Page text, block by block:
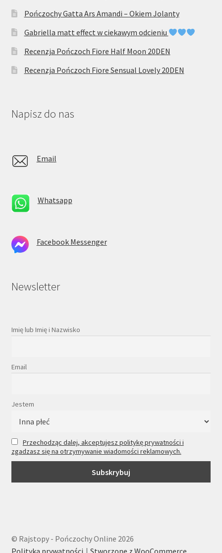
Pończochy Gatta Ars Amandi – Okiem Jolanty
Gabriella matt effect w ciekawym odcieniu
Recenzja Pończoch Fiore Half Moon 20DEN
Recenzja Pończoch Fiore Sensual Lovely 20DEN
Napisz do nas
Email
Whatsapp
Facebook Messenger
Newsletter
Imię lub Imię i Nazwisko
Email
Jestem
Przechodząc dalej, akceptujesz politykę prywatności i
zgadzasz się na otrzymywanie wiadomości reklamowych.
© Rajstopy - Pończochy Online 2026
Polityka prywatności
Stworzone z WooCommerce